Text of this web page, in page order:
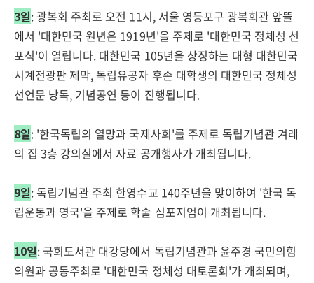
3일: 광복회 주최로 오전 11시, 서울 영등포구 광복회관 앞뜰
에서 '대한민국 원년은 1919년'을 주제로 '대한민국 정체성 선
포식'이 열립니다. 대한민국 105년을 상징하는 대형 대한민국
시계전광판 제막, 독립유공자 후손 대학생의 대한민국 정체성
선언문 낭독, 기념공연 등이 진행됩니다.
8일: '한국독립의 열망과 국제사회'를 주제로 독립기념관 겨레
의 집 3층 강의실에서 자료 공개행사가 개최됩니다.
9일: 독립기념관 주최 한영수교 140주년을 맞이하여 '한국 독
립운동과 영국'을 주제로 학술 심포지엄이 개최됩니다.
10일: 국회도서관 대강당에서 독립기념관과 윤주경 국민의힘
의원과 공동주최로 '대한민국 정체성 대토론회'가 개최되며,